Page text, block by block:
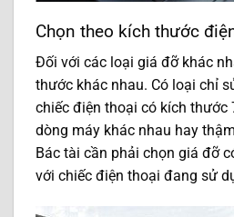
Chọn theo kích thước
Đối với các loại giá đỡ khác
thước khác nhau. Có loại chỉ
chiếc điện thoại có kích thước
dòng máy khác nhau hay
Bác tài cần phải chọn giá đỡ
với chiếc điện thoại đang sử